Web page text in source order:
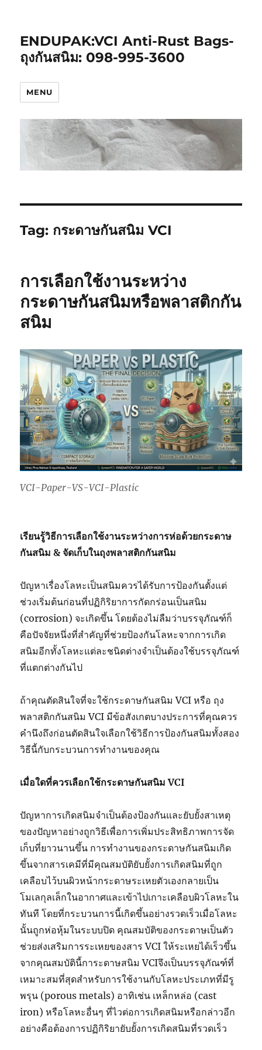
ENDUPAK:VCI Anti-Rust Bags-
ถุงกันสนิม: 098-995-3600
MENU
Tag: กระดาษกันสนิม VCI
การเลือกใช้งานระหว่าง
กระดาษกันสนิมหรือพลาสติกกัน
สนิม
VCI-Paper-VS-VCI-Plastic
เรียนรู้วิธีการเลือกใช้งานระหว่างการห่อด้วยกระดาษ
กันสนิม & จัดเก็บในถุงพลาสติกกันสนิม
ปัญหาเรื่องโลหะเป็นสนิมควรได้รับการป้องกันตั้งแต่
ช่วงเริ่มต้นก่อนที่ปฏิกิริยาการกัดกร่อนเป็นสนิม
(corrosion) จะเกิดขึ้น โดยต้องไม่ลืมว่าบรรจุภัณฑ์ก็
คือปัจจัยหนึ่งที่สำคัญที่ช่วยป้องกันโลหะจากการเกิด
สนิมอีกทั้งโลหะแต่ละชนิดต่างจำเป็นต้องใช้บรรจุภัณฑ์
ที่แตกต่างกันไป
ถ้าคุณตัดสินใจที่จะใช้กระดาษกันสนิม VCI หรือ ถุง
พลาสติกกันสนิม VCI มีข้อสังเกตบางประการที่คุณควร
คำนึงถึงก่อนตัดสินใจเลือกใช้วิธีการป้องกันสนิมทั้งสอง
วิธีนี้กับกระบวนการทำงานของคุณ
เมื่อใดที่ควรเลือกใช้กระดาษกันสนิมVCI
ปัญหาการเกิดสนิมจำเป็นต้องป้องกันและยับยั้งสาเหตุ
ของปัญหาอย่างถูกวิธีเพื่อการเพิ่มประสิทธิภาพการจัด
เก็บที่ยาวนานขึ้น การทำงานของกระดาษกันสนิมเกิด
ขึ้นจากสารเคมีที่มีคุณสมบัติยับยั้งการเกิดสนิมที่ถูก
เคลือบไว้บนผิวหน้ากระดาษระเหยตัวเองกลายเป็น
โมเลกุลเล็กในอากาศและเข้าไปเกาะเคลือบผิวโลหะใน
ทันที โดยที่กระบวนการนี้เกิดขึ้นอย่างรวดเร็วเมื่อโลหะ
นั้นถูกห่อหุ้มในระบบปิด คุณสมบัติของกระดาษเป็นตัว
ช่วยส่งเสริมการระเหยของสาร VCI ให้ระเหยได้เร็วขึ้น
จากคุณสมบัตินี้การะดาษสนิม VCIจึงเป็นบรรจุภัณฑ์ที่
เหมาะสมที่สุดสำหรับการใช้งานกับโลหะประเภทที่มีรู
พรุน (porous metals) อาทิเช่น เหล็กหล่อ (cast
iron) หรือโลหะอื่นๆ ที่ไวต่อการเกิดสนิมหรือกล่าวอีก
อย่างคือต้องการปฏิกิริยายับยั้งการเกิดสนิมที่รวดเร็ว